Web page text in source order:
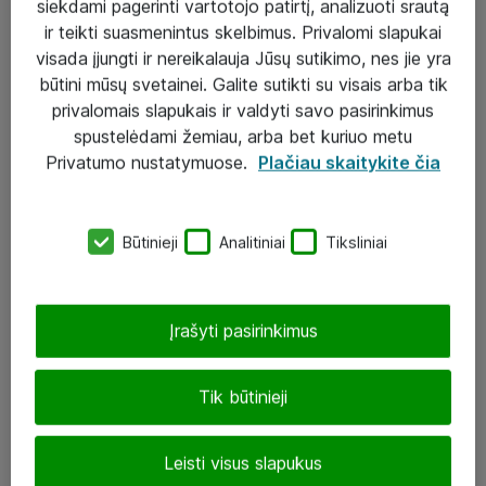
Sprendimai ir paslaugos
Paslaugos
Įgyvendinti projektai
J. Rutkausko g. 6, Vilnius
siekdami pagerinti vartotojo patirtį, analizuoti srautą
ir teikti suasmenintus skelbimus. Privalomi slapukai
visada įjungti ir nereikalauja Jūsų sutikimo, nes jie yra
būtini mūsų svetainei. Galite sutikti su visais arba tik
privalomais slapukais ir valdyti savo pasirinkimus
spustelėdami žemiau, arba bet kuriuo metu
Privatumo nustatymuose. Plačiau skaitykite čia
Būtinieji Analitiniai Tiksliniai
Tik būtinieji
Leisti visus slapukus
Įrašyti pasirinkimus